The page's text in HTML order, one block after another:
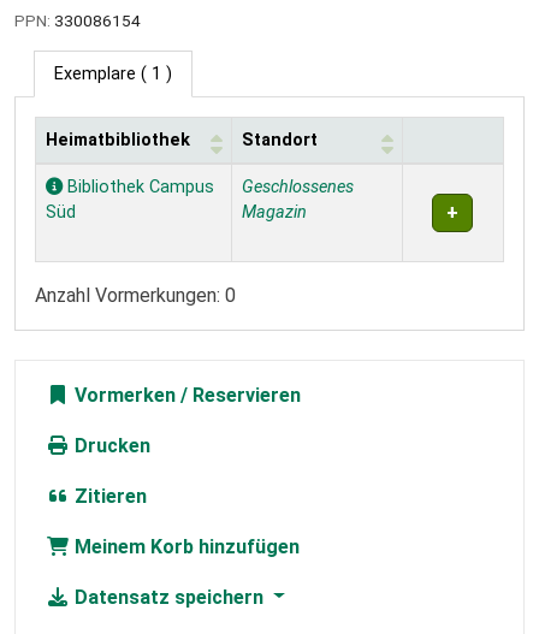
PPN: 330086154
Exemplare ( 1 )
Exemplare
Heimatbibliothek Standort
Bibliothek Campus
Süd
Geschlossenes
Magazin
Anzahl Vormerkungen: 0
Vormerken
Drucken
Zitieren
Meinem Korb hinzufügen
Datensatz speichern